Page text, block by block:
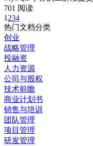
701 阅读
1 234
热门文档分类
创业
战略管理
投融资
人力资源
公司与股权
技术前瞻
商业计划书
销售与培训
团队管理
项目管理
研发管理